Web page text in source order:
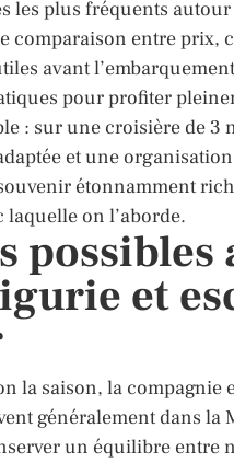
les plus fréquents
comparaison entre prix,
avant
pour profiter
: sur une croisière de
et une
étonnamment
laquelle on l’aborde.
possibles
et
la saison, la
généralement dans
un équilibre entre